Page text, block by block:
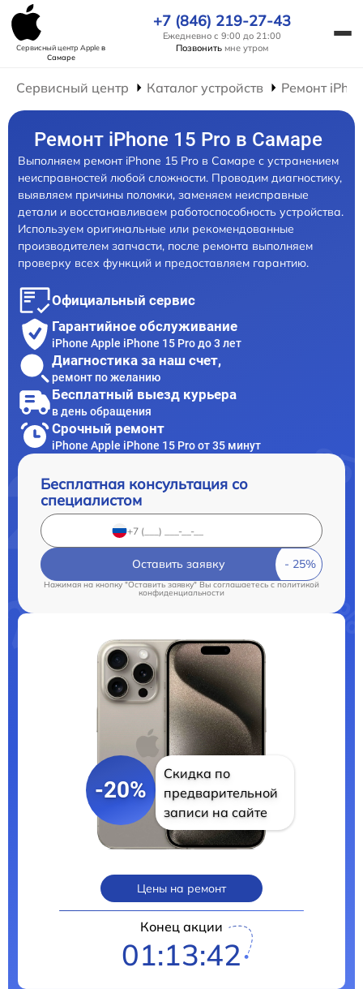
Сервисный центр Appleв
Самаре
+7 (846) 219-27-43
Ежедневно с 9:00 до 21:00
Позвонить мне утром
Сервисный центр Каталог устройств Ремонт
Ремонт iPhone 15 Pro в Самаре
Выполняем ремонт iPhone 15 Pro в Самаре с устранением
неисправностей любой сложности. Проводим диагностику,
выявляем причины поломки, заменяем неисправные
детали и восстанавливаем работоспособность устройства.
Используем оригинальные или рекомендованные
производителем запчасти, после ремонта выполняем
проверку всех функций и предоставляем гарантию.
Официальный сервис
Гарантийное обслуживание
iPhone Apple iPhone 15 Pro до 3 лет
Диагностика за наш счет,
ремонт по желанию
Бесплатный выезд курьера
в день обращения
Срочный ремонт
iPhone Apple iPhone 15 Pro от 35 минут
Бесплатная консультация со
специалистом
Оставить заявку
Нажимая на кнопку "Оставить заявку" Вы соглашаетесь cполитикой
конфиденциальности
-20%
Скидка по
предварительной
записи на сайте
Цены на ремонт
Конец акции
01:13:41